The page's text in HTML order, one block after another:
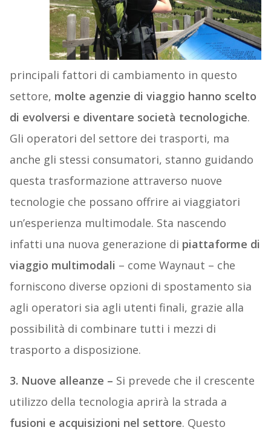
principali fattori di cambiamento in questo
settore, molte agenzie di viaggio hanno scelto
di evolversi e diventare società tecnologiche.
Gli operatori del settore dei trasporti, ma
anche gli stessi consumatori, stanno guidando
questa trasformazione attraverso nuove
tecnologie che possano offrire ai viaggiatori
un’esperienza multimodale. Sta nascendo
infatti una nuova generazione di piattaforme di
viaggio multimodali – come Waynaut – che
forniscono diverse opzioni di spostamento sia
agli operatori sia agli utenti finali, grazie alla
possibilità di combinare tutti i mezzi di
trasporto a disposizione.
3. Nuove alleanze – Si prevede che il crescente
utilizzo della tecnologia aprirà la strada a
fusioni e acquisizioni nel settore. Questo